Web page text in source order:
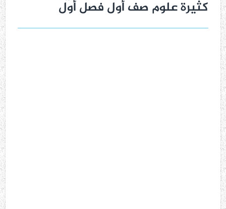
كثيرة علوم صف أول فصل أول